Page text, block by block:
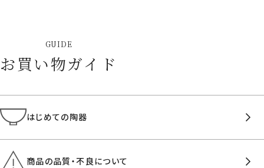
GUIDE
お買い物ガイド
はじめての陶器
商品の品質・不良について